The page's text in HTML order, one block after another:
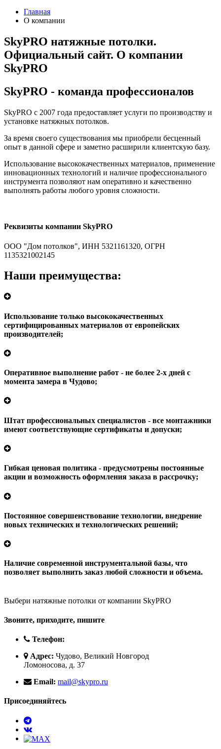
Главная
О компании
SkyPRO натяжные потолки.
Официальный сайт. О компании
SkyPRO
SkyPRO - команда профессионалов
SkyPRO с 2007 года предоставляет услуги по производству и
установке натяжных потолков.
За время своего существования мы приобрели бесценный
опыт в данной сфере и заметно расширили клиентскую базу.
Использование высококачественных материалов, применение
инновационных технологий и наличие профессионального
инструмента позволяют нам оперативно и качественно
выполнять работы любого уровня сложности.
Реквизиты компании SkyPRO
ООО "Дом потолков", ИНН 5321161320, ОГРН
1135321002145
Наши преимущества:
Использование только высококачественных
сертифицированных материалов от европейских
производителей;
Оперативное выполнение работ - не более 2-х дней с
момента замера в Чудово;
Штат профессиональных специалистов - все монтажники
имеют соответствующие сертификаты и допуски;
Гибкая ценовая политика - предусмотрены постоянные
акции и возможность оформления заказа в рассрочку;
Постоянное совершенствование технологии, внедрение
новых технических и технологических решений;
Наличие современной инструментальной базы, что
позволяет выполнить заказ любой сложности и объема.
Выбери натяжные потолки от компании SkyPRO
Звоните, приходите, пишите
Телефон:
Адрес: Чудово, Великий Новгород
Ломоносова, д. 37
Email: mail@skypro.ru
Присоединяйтесь